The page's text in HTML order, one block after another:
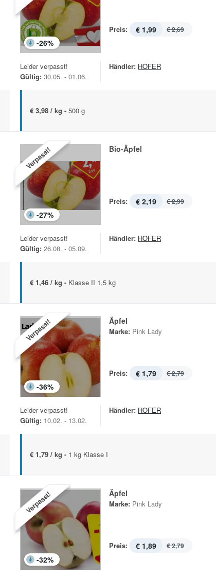
-26%
Preis: € 1,99 € 2,69
Leider verpasst!
Gültig: 30.05. - 01.06.
Händler: HOFER
€ 3,98 / kg - 500 g
Verpasst!
-27%
Bio-Äpfel
Preis: € 2,19 € 2,99
Leider verpasst!
Gültig: 26.08. - 05.09.
Händler: HOFER
€ 1,46 / kg - Klasse II 1,5 kg
Verpasst!
-36%
Äpfel
Marke: Pink Lady
Preis: € 1,79 € 2,79
Leider verpasst!
Gültig: 10.02. - 13.02.
Händler: HOFER
€ 1,79 / kg - 1 kg Klasse I
Verpasst!
-32%
Äpfel
Marke: Pink Lady
Preis: € 1,89 € 2,79